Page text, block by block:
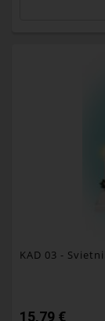
KAD 03 -
15,79 €